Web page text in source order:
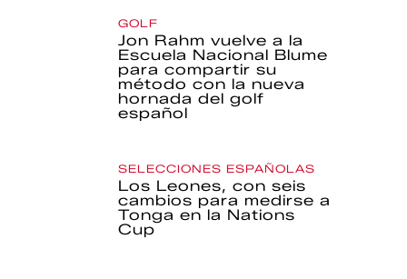
GOLF
Jon Rahm vuelve a la
Escuela Nacional Blume
para compartir su
método con la nueva
hornada del golf
español
SELECCIONES ESPAÑOLAS
Los Leones, con seis
cambios para medirse a
Tonga en la Nations
Cup